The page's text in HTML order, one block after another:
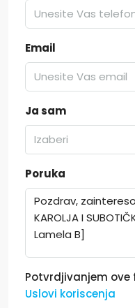
Email
Ja sam
Izaberi
Poruka
Potvrdjivanjem
Uslovi koriscenja